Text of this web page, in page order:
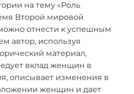
на тему «Роль
Второй мировой
отнести к успешным
автор, используя
материал,
вклад женщин в
описывает изменения в
женщин и дает